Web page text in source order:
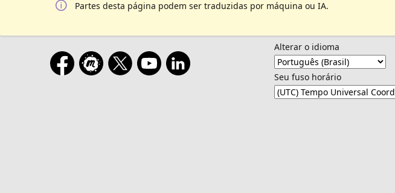
Partes desta página podem ser traduzidas por máquina ou IA.
Alterar o idioma
Seu fuso horário